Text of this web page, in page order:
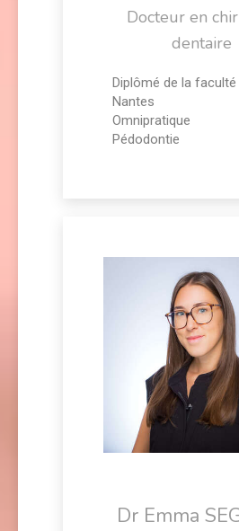
Docteur en
dentaire
Diplômé de la faculté
Nantes
Omnipratique
Pédodontie
Dr Emma